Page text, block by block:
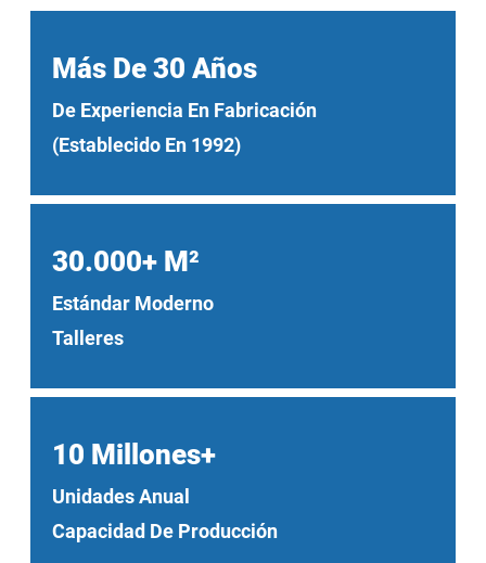
Más De 30 Años
De Experiencia En Fabricación
(Establecido En 1992)
30.000+ M²
Estándar Moderno
Talleres
10 Millones+
Unidades Anual
Capacidad De Producción